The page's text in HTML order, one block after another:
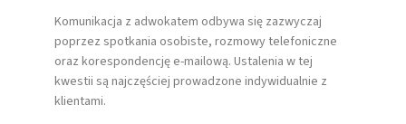
Komunikacja z adwokatem odbywa się zazwyczaj
poprzez spotkania osobiste, rozmowy telefoniczne
oraz korespondencję e-mailową. Ustalenia w tej
kwestii są najczęściej prowadzone indywidualnie z
klientami.